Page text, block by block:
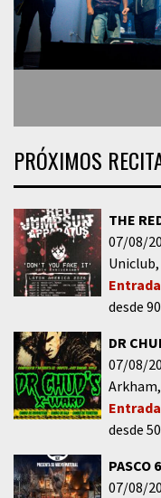
PRÓXIMOS
THE
07/08/
Uniclub
desde
DR
07/08/
Arkham
desde
PASCO
07/08/